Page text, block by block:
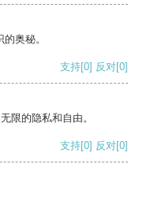
奥秘。
支持[0] 反对[0]
限的隐私和自由。
支持[0] 反对[0]